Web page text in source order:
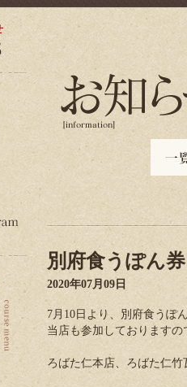
別府食うぽん
2020年07月09日
7月10日より、別府食うぽ
当店も参加しております
ろばた仁本店、ろばた仁